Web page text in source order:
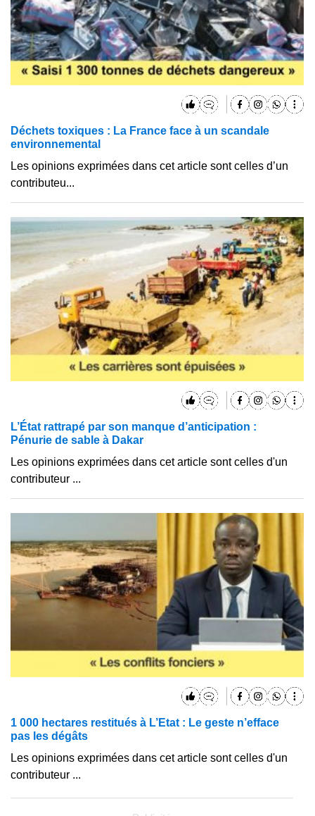
Déchets toxiques : La France face à un scandale
environnemental
Les opinions exprimées dans cet article sont celles d’un
contributeu...
L’État rattrapé par son manque d’anticipation :
Pénurie de sable à Dakar
Les opinions exprimées dans cet article sont celles d'un
contributeur ...
1 000 hectares restitués à L’Etat : Le geste n’efface
pas les dégâts
Les opinions exprimées dans cet article sont celles d'un
contributeur ...